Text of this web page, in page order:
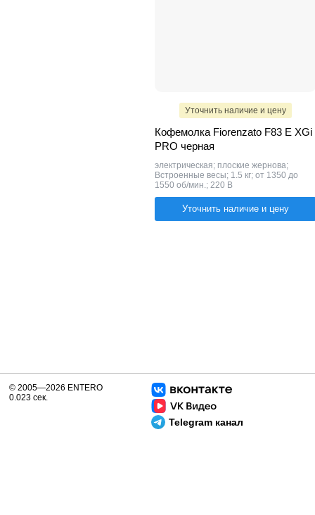
Уточнить наличие и цену
Кофемолка Fiorenzato F83 E XGi
PRO черная
электрическая; плоские жернова;
Встроенные весы; 1.5 кг; от 1350 до
1550 об/мин.; 220 В
Уточнить наличие и цену
Telegram канал
© 2005—2026 ENTERO
0.023 сек.